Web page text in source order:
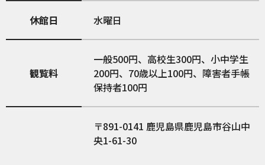
休館日 水曜日
観覧料
一般500円、高校生300円、小中学生
200円、70歳以上100円、障害者手帳
保持者100円
891-0141 鹿児島県鹿児島市谷山中
央1-61-30